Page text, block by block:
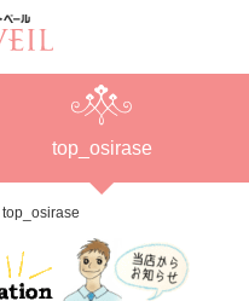
top_osirase
top_osirase